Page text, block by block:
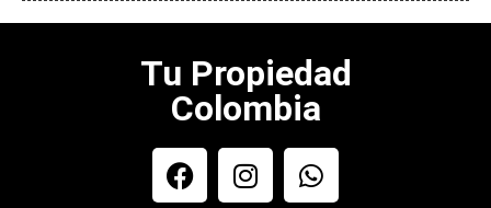
Tu Propiedad
Colombia